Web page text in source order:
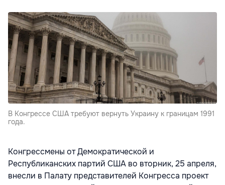
В Конгрессе США требуют вернуть Украину к границам 1991
года.
Конгрессмены от Демократической и
Республиканских партий США во вторник, 25 апреля,
внесли в Палату представителей Конгресса проект